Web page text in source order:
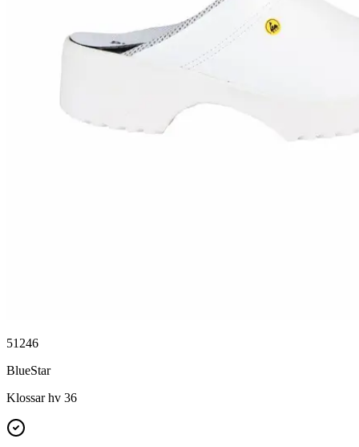
51246
BlueStar
Klossar hv 36